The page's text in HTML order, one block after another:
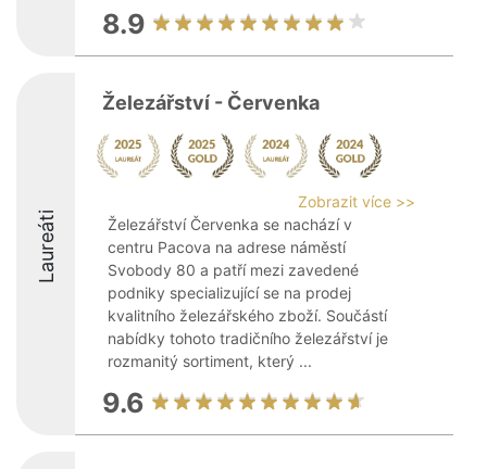
8.9
Laureáti
Železářství - Červenka
Zobrazit více >>
Železářství Červenka se nachází v
centru Pacova na adrese náměstí
Svobody 80 a patří mezi zavedené
podniky specializující se na prodej
kvalitního železářského zboží. Součástí
nabídky tohoto tradičního železářství je
rozmanitý sortiment, který ...
9.6